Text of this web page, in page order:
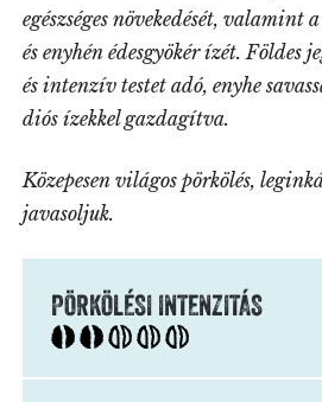
egészséges növekedését, valamint
és enyhén édesgyökér ízét. Földes
és intenzív testet adó, enyhe
diós ízekkel gazdagítva.
Közepesen világos pörkölés,
javasoljuk.
PÖRKÖLÉSI INTENZITÁS